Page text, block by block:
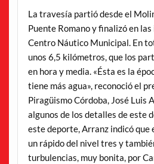
La travesía partió desde el
Puente Romano y finalizó en
Centro Náutico Municipal. En
unos 6,5 kilómetros, que los
en hora y media. «Ésta es la
tiene más agua», reconoció el
Piragüismo Córdoba, José Luis
algunos de los detalles de este
este deporte, Arranz indicó que
un rápido del nivel tres y
turbulencias, muy bonita, por